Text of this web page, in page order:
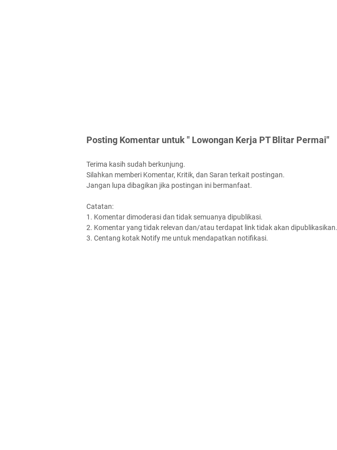
Posting Komentar untuk " Lowongan Kerja PT Blitar Permai"
Terima kasih sudah berkunjung.
Silahkan memberi Komentar, Kritik, dan Saran terkait postingan.
Jangan lupa dibagikan jika postingan ini bermanfaat.
Catatan:
1. Komentar dimoderasi dan tidak semuanya dipublikasi.
2. Komentar yang tidak relevan dan/atau terdapat link tidak akan dipublikasikan.
3. Centang kotak Notify me untuk mendapatkan notifikasi.